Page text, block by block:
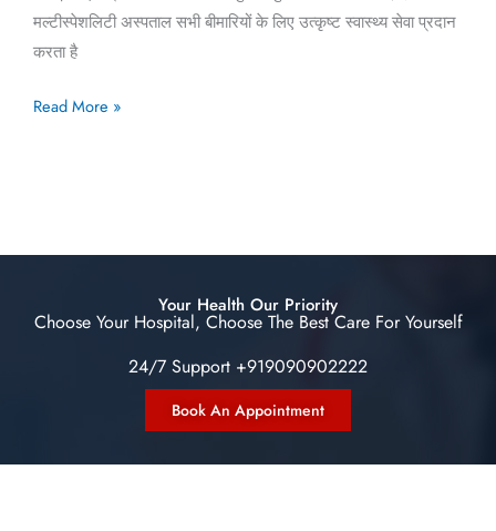
मल्टीस्पेशलिटी अस्पताल सभी बीमारियों के लिए उत्कृष्ट स्वास्थ्य सेवा प्रदान
करता है
Read More »
Your Health Our Priority
Choose Your Hospital, Choose The Best Care For Yourself
24/7 Support +919090902222
Book An Appointment